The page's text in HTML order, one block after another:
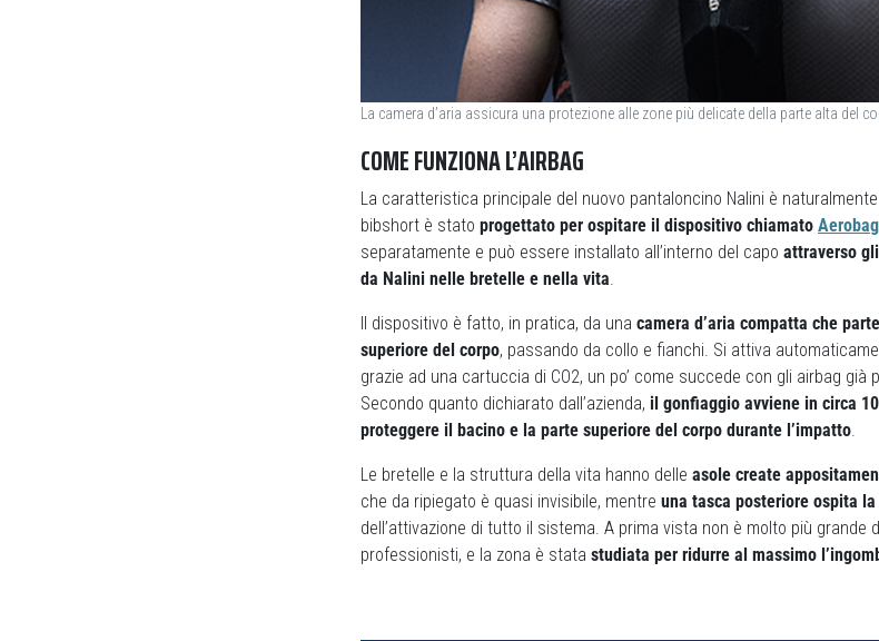
La camera d’aria assicura una protezione alle zone più delicate della parte alta del
COME FUNZIONA L’AIRBAG
La caratteristica principale del nuovo pantaloncino Nalini è
bibshort è stato progettato per ospitare il dispositivo chiamato
separatamente e può essere installato all’interno del capo attraverso
da Nalini nelle bretelle e nella vita
Il dispositivo è fatto, in pratica, da una camera d’aria compatta che
superiore del corpo, passando da collo e fianchi. Si attiva
grazie ad una cartuccia di CO2, un po’ come succede con gli airbag già
Secondo quanto dichiarato dall’azienda, il gonfiaggio avviene in circa
proteggere il bacino e la parte superiore del corpo durante l’impatto
Le bretelle e la struttura della vita hanno delle asole create
che da ripiegato è quasi invisibile, mentre una tasca posteriore ospita
dell’attivazione di tutto il sistema. A prima vista non è molto più grande
professionisti, e la zona è stata studiata per ridurre al massimo